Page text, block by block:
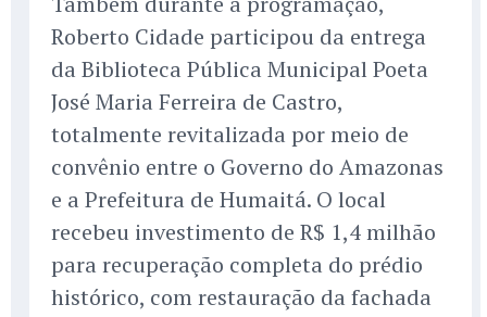
Roberto Cidade participou da entrega
da Biblioteca Pública Municipal Poeta
José Maria Ferreira de Castro,
totalmente revitalizada por meio de
convênio entre o Governo do Amazonas
e a Prefeitura de Humaitá. O local
recebeu investimento de R$ 1,4 milhão
para recuperação completa do prédio
histórico, com restauração da fachada